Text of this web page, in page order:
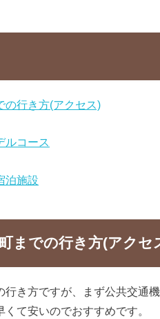
の行き方(アクセス)
ルコース
泊施設
までの行き方(アクセ
行き方ですが、まず公共交通
くて安いのでおすすめです。